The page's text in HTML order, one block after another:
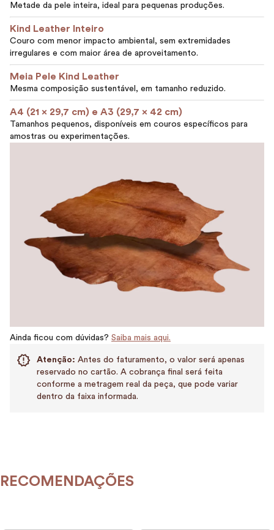
Metade da pele inteira, ideal para pequenas produções.
Kind Leather Inteiro
Couro com menor impacto ambiental, sem extremidades
irregulares e com maior área de aproveitamento.
Meia Pele Kind Leather
Mesma composição sustentável, em tamanho reduzido.
A4 (21 x 29,7 cm) e A3 (29,7 x 42 cm)
Tamanhos pequenos, disponíveis em couros específicos para
amostras ou experimentações.
Ainda ficou com dúvidas? Saiba mais aqui.
Atenção: Antes do faturamento, o valor será apenas
reservado no cartão. A cobrança final será feita
conforme a metragem real da peça, que pode variar
dentro da faixa informada.
RECOMENDAÇÕES